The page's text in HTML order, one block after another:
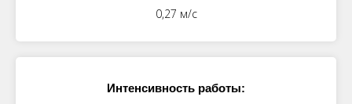
0,27 м/с
Интенсивность работы: